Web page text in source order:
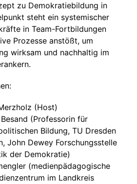
zu Demokratiebildung in
steht ein systemischer
in Team-Fortbildungen
Prozesse anstößt, um
wirksam und nachhaltig im
(Host)
(Professorin für
Bildung, TU Dresden
John Dewey Forschungsstelle
der Demokratie)
(medienpädagogische
im Landkreis